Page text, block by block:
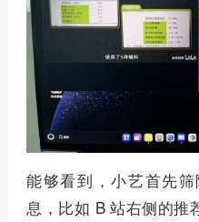
能够看到，小艺首先
息，比如 B 站右侧的推